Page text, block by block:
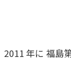
年に 福島